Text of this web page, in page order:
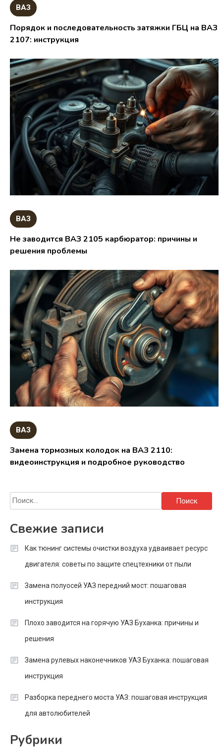
ВАЗ
Порядок и последовательность затяжки ГБЦ на ВАЗ
2107: инструкция
ВАЗ
Не заводится ВАЗ 2105 карбюратор: причины и
решения проблемы
ВАЗ
Замена тормозных колодок на ВАЗ 2110:
видеоинструкция и подробное руководство
Найти:
Свежие записи
Как тюнинг системы очистки воздуха удваивает ресурс
двигателя: советы по защите спецтехники от пыли
Замена полуосей УАЗ передний мост: пошаговая
инструкция
Плохо заводится на горячую УАЗ Буханка: причины и
решения
Замена рулевых наконечников УАЗ Буханка: пошаговая
инструкция
Разборка переднего моста УАЗ: пошаговая инструкция
для автолюбителей
Рубрики